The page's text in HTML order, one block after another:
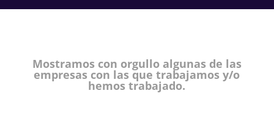
Mostramos con orgullo algunas de las
empresas con las que trabajamos y/o
hemos trabajado.